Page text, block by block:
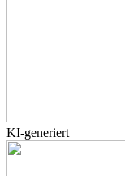
KI-generiert